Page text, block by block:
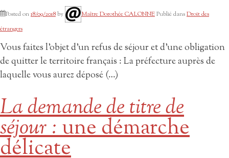
Posted on18/09/2018by Maître Dorothée CALONNEPublié dansDroit des
étrangers
Vous faites l’objet d’un refus de séjour et d’une obligation
de quitter le territoire français : La préfecture auprès de
laquelle vous aurez déposé (…)
La demande de titre de
séjour :une démarche
délicate